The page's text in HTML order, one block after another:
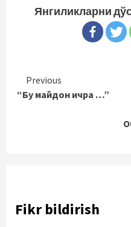
Янгиликларни
Continue
Reading
Previous
“Бу майдон ичра …”
Fikr bildirish